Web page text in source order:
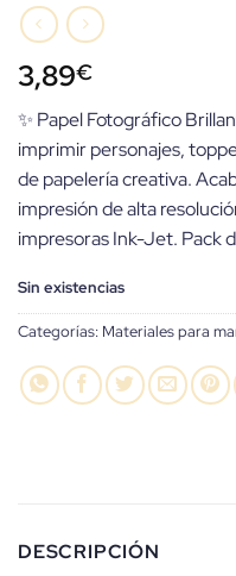
3,89€
✨ Papel Fotográfico
imprimir personajes,
de papelería creativa.
impresión de alta
impresoras Ink-Jet. Pack
Sin existencias
Categorías: Materiales para
DESCRIPCIÓN